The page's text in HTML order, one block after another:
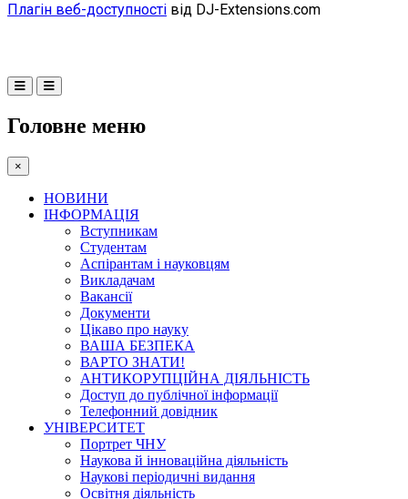
Плагін веб-доступності від DJ-Extensions.com
Головне меню
×
НОВИНИ
ІНФОРМАЦІЯ
Вступникам
Студентам
Аспірантам і науковцям
Викладачам
Вакансії
Документи
Цікаво про науку
ВАША БЕЗПЕКА
ВАРТО ЗНАТИ!
АНТИКОРУПЦІЙНА ДІЯЛЬНІСТЬ
Доступ до публічної інформації
Телефонний довідник
УНІВЕРСИТЕТ
Портрет ЧНУ
Наукова й інноваційна діяльність
Наукові періодичні видання
Освітня діяльність